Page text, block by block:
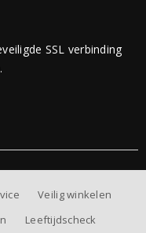
SSL verbinding
Veilig winkelen
Leeftijdscheck